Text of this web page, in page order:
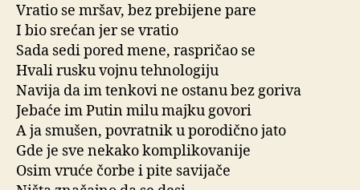
Vratio se mršav, bez prebijene pare
I bio srećan jer se vratio
Sada sedi pored mene, raspričao se
Hvali rusku vojnu tehnologiju
Navija da im tenkovi ne ostanu bez goriva
Jebaće im Putin milu majku govori
A ja smušen, povratnik u porodično jato
Gde je sve nekako komplikovanije
Osim vruće čorbe i pite savijače